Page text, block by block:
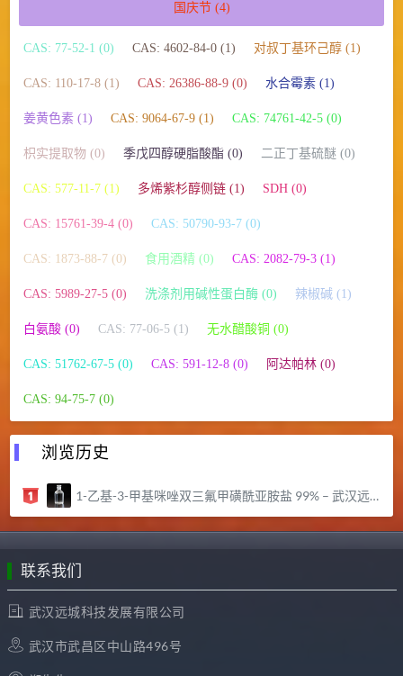
国庆节(4)
CAS: 77-52-1 (0) CAS: 4602-84-0 (1) 对叔丁基环己醇 (1)
CAS: 110-17-8 (1) CAS: 26386-88-9 (0) 水合霉素 (1)
姜黄色素 (1) CAS: 9064-67-9 (1) CAS: 74761-42-5 (0)
枳实提取物 (0) 季戊四醇硬脂酸酯 (0) 二正丁基硫醚 (0)
CAS: 577-11-7 (1) 多烯紫杉醇侧链 (1) SDH (0)
CAS: 15761-39-4 (0) CAS: 50790-93-7 (0)
CAS: 1873-88-7 (0) 食用酒精 (0) CAS: 2082-79-3 (1)
CAS: 5989-27-5 (0) 洗涤剂用碱性蛋白酶 (0) 辣椒碱 (1)
白氨酸 (0) CAS: 77-06-5 (1) 无水醋酸铜 (0)
CAS: 51762-67-5 (0) CAS: 591-12-8 (0) 阿达帕林 (0)
CAS: 94-75-7 (0)
浏览历史
1-乙基-3-甲基咪唑双三氟甲磺酰亚胺盐 99% – 武汉远城科技发展有限公司
联系我们
武汉远城科技发展有限公司
武汉市武昌区中山路496号